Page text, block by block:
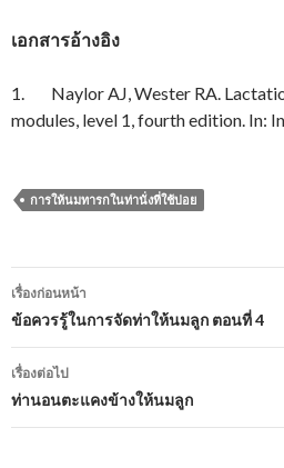
เอกสารอ้างอิง
1. Naylor AJ, Wester RA.
modules, level 1, fourth edition. In:
การให้นมทารกในท่านั่งที่ใช้บ่อย
เมนู
นำทาง
เรื่อง
เรื่องก่อนหน้า
ข้อควรรู้ในการจัดท่าให้นมลูก ตอนที่ 4
เรื่องต่อไป
ท่านอนตะแคงข้างให้นมลูก